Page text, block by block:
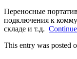
Переносные
подключения к
складе и т.д.
This entry was posted